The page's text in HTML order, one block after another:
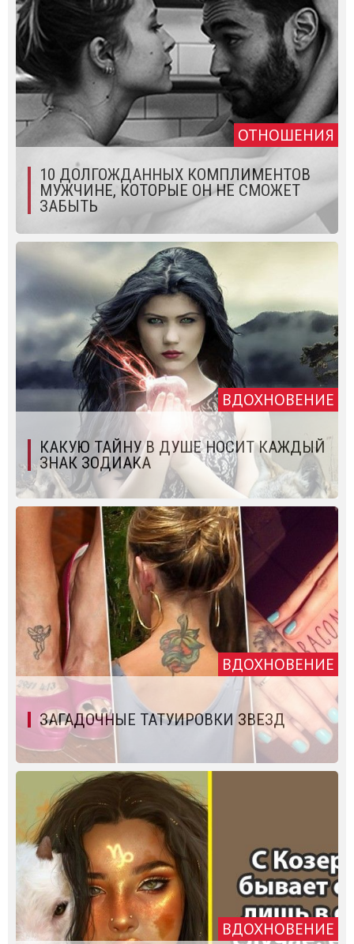
ОТНОШЕНИЯ
10 ДОЛГОЖДАННЫХ КОМПЛИМЕНТОВ
МУЖЧИНЕ, КОТОРЫЕ ОН НЕ СМОЖЕТ
ЗАБЫТЬ
ВДОХНОВЕНИЕ
КАКУЮ ТАЙНУ В ДУШЕ НОСИТ КАЖДЫЙ
ЗНАК ЗОДИАКА
ВДОХНОВЕНИЕ
ЗАГАДОЧНЫЕ ТАТУИРОВКИ ЗВЕЗД
ВДОХНОВЕНИЕ